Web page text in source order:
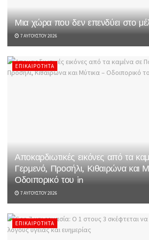
Μια χώρα που δεν επενδύει στο
7 ΑΥΓΟΎΣΤΟΥ 2026
ΕΠΙΚΑΙΡΌΤΗΤΑ
Αποκαρδιωτικές εικόνες από τα
Γερμενό, Προσήλι, Κιθαιρώνα και
Οδοιπορικό του in
7 ΑΥΓΟΎΣΤΟΥ 2026
ΕΠΙΚΑΙΡΌΤΗΤΑ